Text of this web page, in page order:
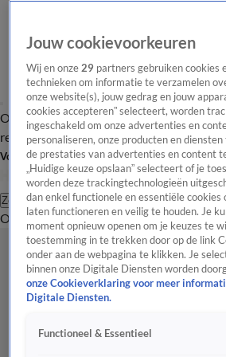
Overzicht Laatste nieuws Regionieuws Het
redactie
Volg Hart van Nederland
Zoeken
OverzichtRegioUitzendingenWeerTip
Jouw cookievoorkeuren
Wij en onze29 partners gebruiken cookies
technieken om informatie te verzamelen
onze website(s), jouw gedrag en jouw
cookies accepteren” selecteert, worden
ingeschakeld om onze advertenties en
personaliseren, onze producten en
de prestaties van advertenties en content
„Huidige keuze opslaan” selecteert of je
worden deze trackingtechnologieën
dan enkel functionele en essentiële cookies
laten functioneren en veilig te houden. Je
moment opnieuw openen om je keuzes te
toestemming in te trekken door op de link
onder aan de webpagina te klikken. Je
binnen onze Digitale Diensten worden
onze Cookieverklaring voor meer
Digitale Diensten.
Functioneel & Essentieel